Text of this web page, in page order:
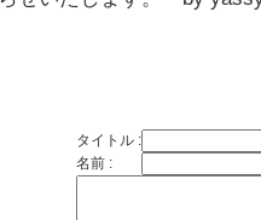
タイトル :
名前 :